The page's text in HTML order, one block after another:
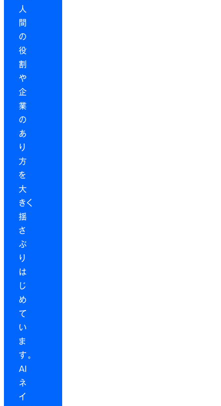
人
間
の
役
割
や
企
業
の
あ
り
方
を
大
きく
揺
さ
ぶ
り
は
じ
め
て
い
ま
す。
AI
ネ
イ